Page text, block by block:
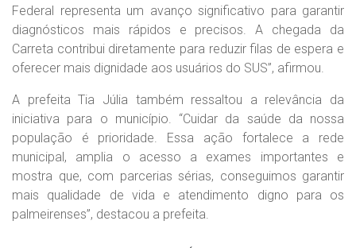
Federal representa um avanço significativo para garantir
diagnósticos mais rápidos e precisos. A chegada da
Carreta contribui diretamente para reduzir filas de espera e
oferecer mais dignidade aos usuários do SUS”, afirmou.
A prefeita Tia Júlia também ressaltou a relevância da
iniciativa para o município. “Cuidar da saúde da nossa
população é prioridade. Essa ação fortalece a rede
municipal, amplia o acesso a exames importantes e
mostra que, com parcerias sérias, conseguimos garantir
mais qualidade de vida e atendimento digno para os
palmeirenses”, destacou a prefeita.